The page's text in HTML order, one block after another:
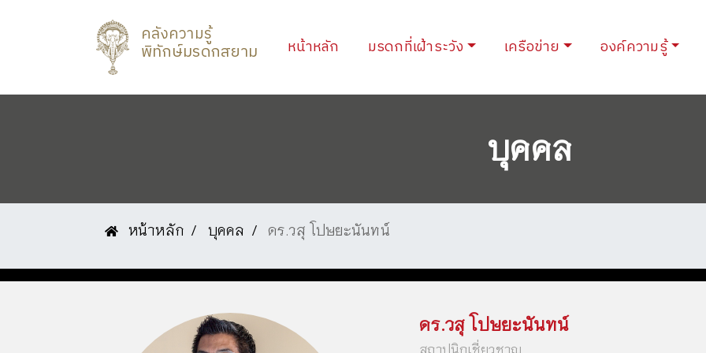
คลังความรู้
พิทักษ์มรดกสยาม หน้าหลัก (current)
มรดกที่เฝ้าระวัง เครือข่าย องค์ความรู้
บุคคล
หน้าหลัก บุคคล ดร.วสุ โปษยะนันทน์
ดร.วสุ โปษยะนันทน์
สถาปนิกเชี่ยวชาญ